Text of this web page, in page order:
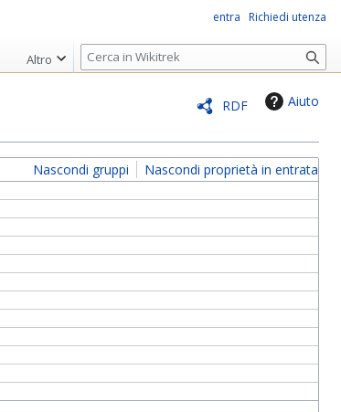
RDF Aiuto
Nascondi gruppi
Nascondi proprietà in entrata
entra Richiedi utenza
Altro
R
i
r
c
a